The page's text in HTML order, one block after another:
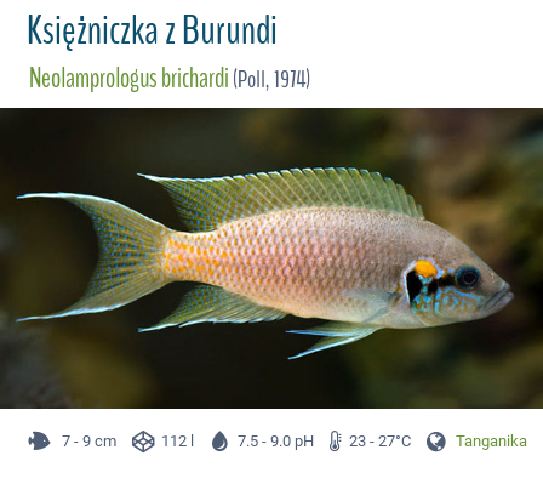
Księżniczka z Burundi
Neolamprologus brichardi(Poll, 1974)
7 - 9 cm 112 l 7.5 - 9.0 pH 23 - 27°C Tanganika